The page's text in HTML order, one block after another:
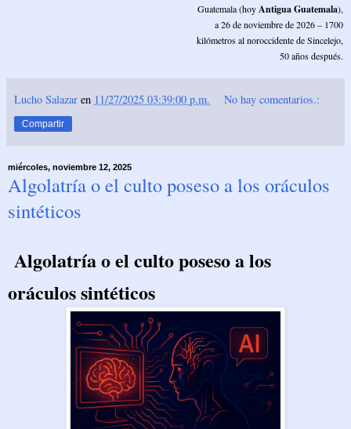
Guatemala (hoyAntigua Guatemala),
a 26 de noviembre de 2026 – 1700
kilómetros al noroccidente de Sincelejo,
50 años después.
Lucho Salazar en 11/27/2025 03:39:00 p.m. No hay comentarios.:
Compartir
miércoles, noviembre 12, 2025
Algolatría o el culto poseso a los oráculos
sintéticos
Algolatría o el culto poseso a los
oráculos sintéticos